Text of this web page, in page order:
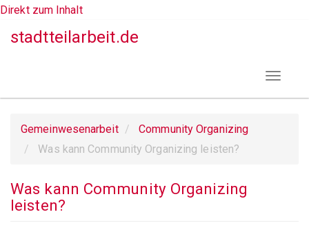
Direkt zum Inhalt
stadtteilarbeit.de
Toggle
Gemeinwesenarbeit
Community Organizing
Was kann Community Organizing leisten?
Was kann Community Organizing
leisten?